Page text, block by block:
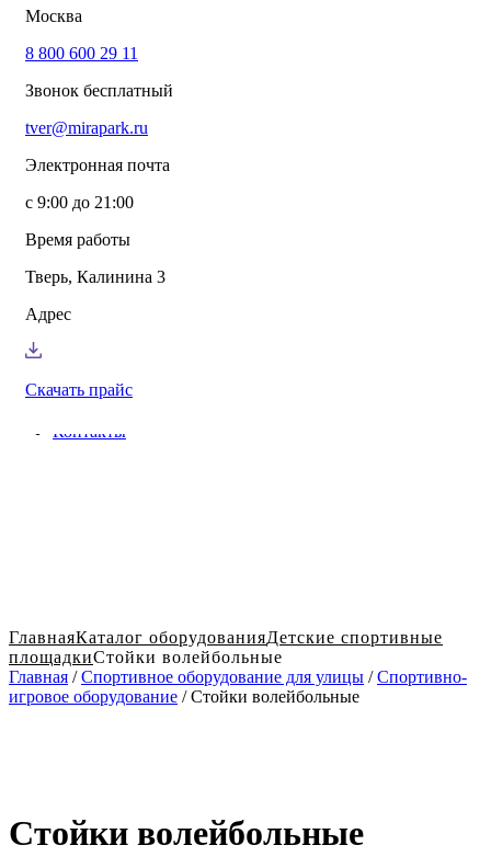
Оборудование для площадок для выгула собак
Спортивное оборудование для улицы
Малые архитектурные формы под заказ
Услуги
Озеленение благоустройство
Монтаж детских площадок
Резиновые покрытия для площадок
Установка МАФ
Доставка и оплата в Твери
Контакты
Москва
8 800 600 29 11
Звонок бесплатный
tver@mirapark.ru
Электронная почта
с 9:00 до 21:00
Время работы
Тверь, Калинина 3
Адрес
Скачать прайс
ГлавнаяКаталог оборудованияДетские спортивные
площадкиСтойки волейбольные
Главная /Спортивное оборудование для улицы /Спортивно-
игровое оборудование / Стойки волейбольные
Стойки волейбольные